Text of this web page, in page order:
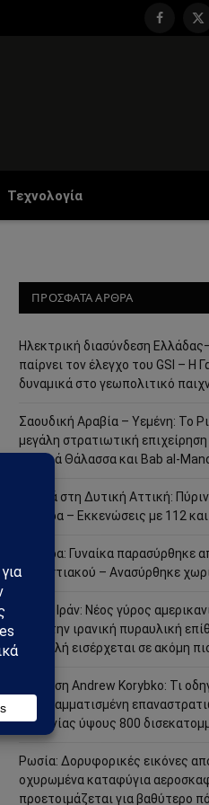
Facebook
X
Τεχνολογία
ΠΡΟΣΦΑΤΑ ΑΡΘΡΑ
Ηλεκτρική διασύνδεση
παίρνει τον έλεγχο του GSI – Η
δυναμικά στο γεωπολιτικό
Σαουδική Αραβία – Υεμένη: Το
μεγάλη στρατιωτική
Ερυθρά Θάλασσα και Bab al-
Φωτιά στη Δυτική Αττική:
Μέγαρα – Εκκενώσεις με 112
Μέγαρα: Γυναίκα παρασύρθηκε
Προαστιακού – Ανασύρθηκε
ΗΠΑ – Ιράν: Νέος γύρος
μετά την ιρανική πυραυλική
Ανατολή εισέρχεται σε ακόμη
Ανάλυση Andrew Korybko: Τι
προγραμματισμένη
Γερμανίας ύψους 800
Ρωσία: Δορυφορικές εικόνες
οχυρωμένα καταφύγια
προετοιμάζεται για βαθύτερο